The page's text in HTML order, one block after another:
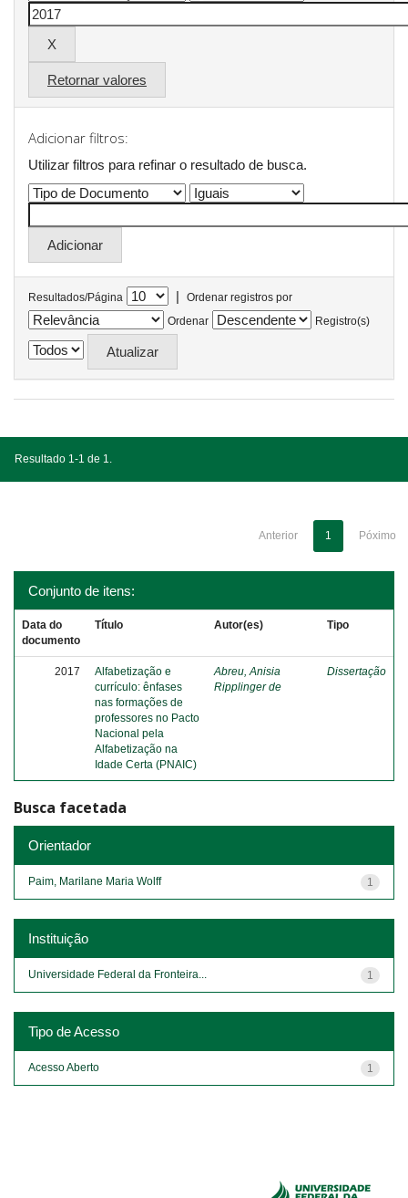
Retornar valores
Adicionar filtros:
Utilizar filtros para refinar o resultado de busca.
Resultados/Página |
Ordenar registros por
Ordenar
Registro(s)
Resultado 1-1 de 1.
Anterior 1 Póximo
Conjunto de itens:
Data do
documento
Título Autor(es) Tipo
2017
Alfabetização e
currículo: ênfases
nas formações de
professores no Pacto
Nacional pela
Alfabetização na
Idade Certa (PNAIC)
Abreu, Anisia
Ripplinger de
Dissertação
Busca facetada
Orientador
1
Paim, Marilane Maria Wolff
Instituição
1
Universidade Federal da Fronteira...
Tipo de Acesso
1
Acesso Aberto